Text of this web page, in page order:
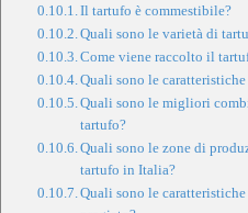
Il tartufo è commestibile?
Quali sono le varietà di
Come viene raccolto il
Quali sono le
Quali sono le migliori
tartufo?
Quali sono le zone di
tartufo in Italia?
Quali sono le